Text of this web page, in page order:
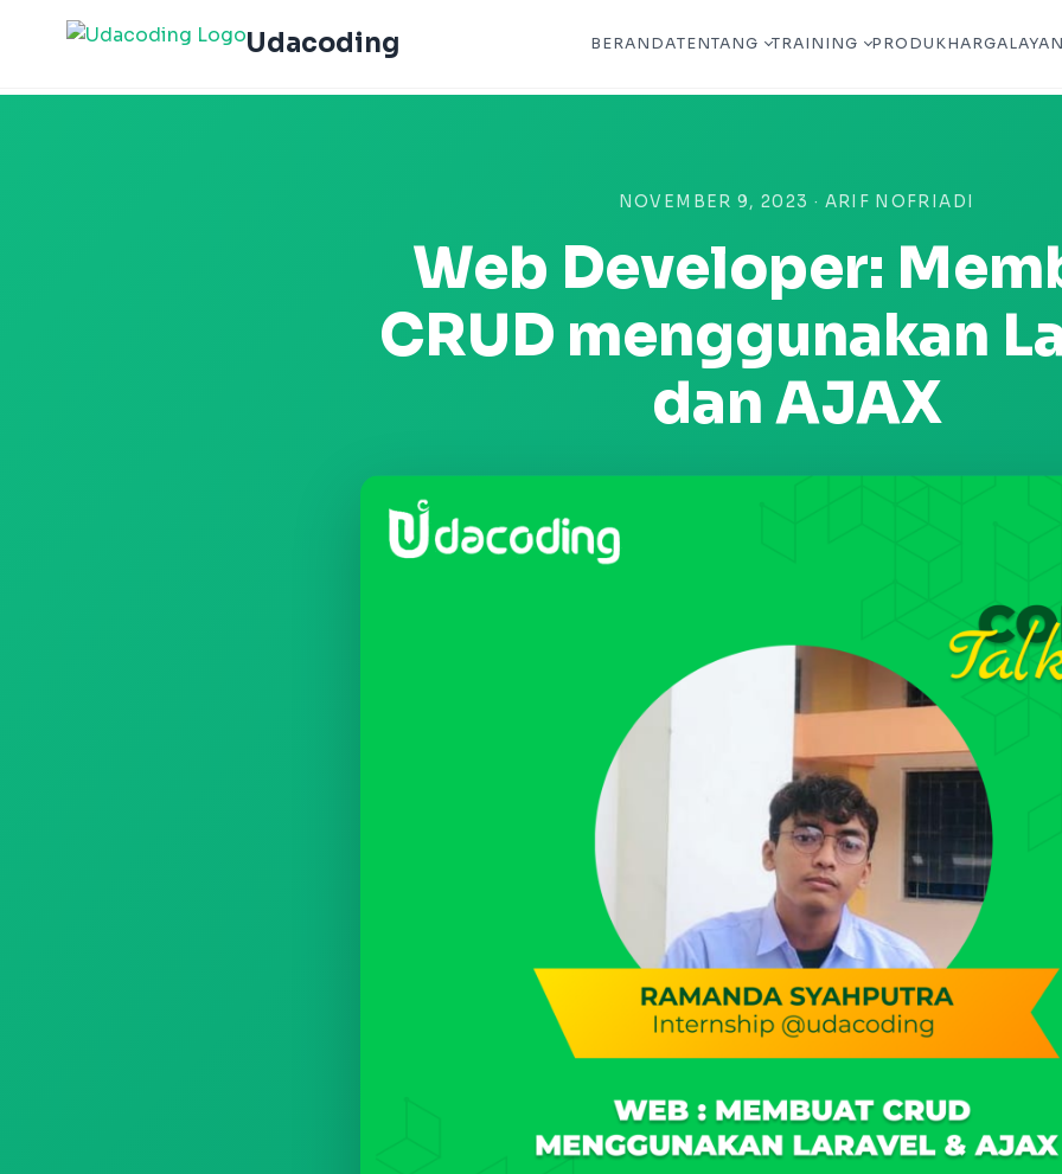
Udacoding BERANDATENTANG TRAINING PRODUKHARGA
NOVEMBER 9, 2023 · ARIF NOFRIADI
Web Developer:
CRUD menggunakan
dan AJAX